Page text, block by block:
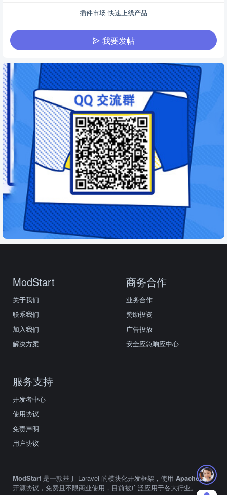
插件市场 快速上线产品
我要发帖
ModStart
关于我们
联系我们
加入我们
解决方案
商务合作
业务合作
赞助投资
广告投放
安全应急响应中心
服务支持
开发者中心
使用协议
免责声明
用户协议
ModStart 是一款基于 Laravel 的模块化开发框架，使用 Apache2.0
开源协议，免费且不限商业使用，目前被广泛应用于各大行业。